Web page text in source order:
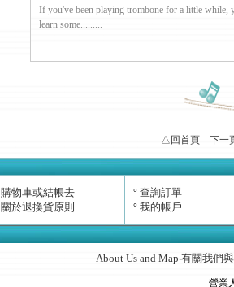
If you've been playing trombone for a little while,
learn some.........
△回首頁 下一
購物車或結帳去
關於退換貨原則
° 查詢訂單
° 我的帳戶
About Us and Map‧有關我們
營業